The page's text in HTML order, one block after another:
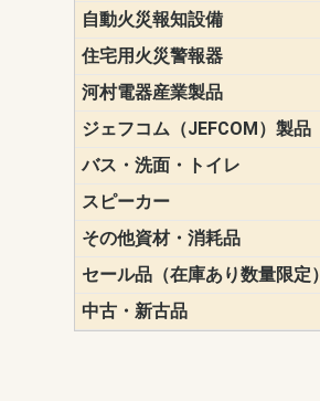
自動火災報知設備
住宅用火災警報器
河村電器産業製品
ジェフコム（JEFCOM）製品
バス・洗面・トイレ
スピーカー
その他資材・消耗品
セール品（在庫あり数量限定）
中古・新古品